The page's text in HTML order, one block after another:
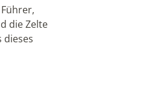
die Zelte
dieses